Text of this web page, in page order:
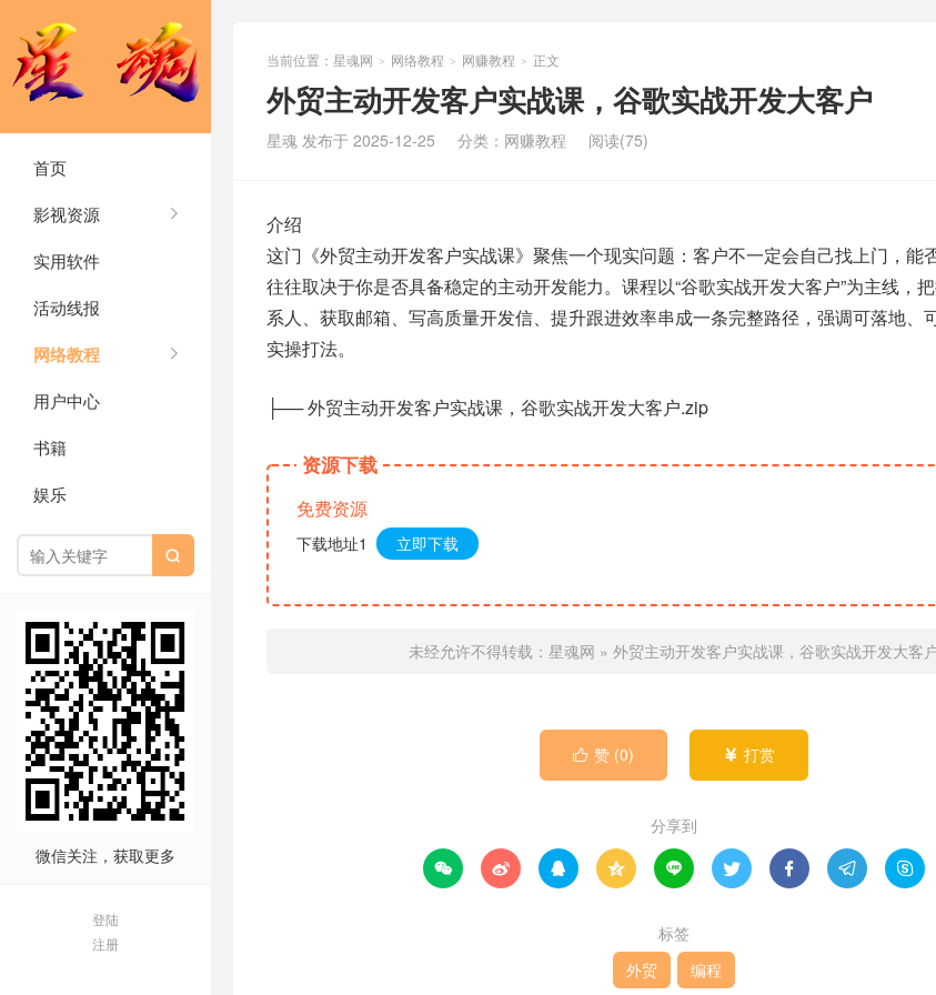
首页
影视资源
实用软件
活动线报
网络教程
用户中心
书籍
娱乐

微信关注，获取更多
登陆
注册
当前位置： 星魂网 > 网络教程 > 网赚教程 > 正文
外贸主动开发客户实战课，谷歌实战开发大客户
星魂 发布于 2025-12-25 分类： 网赚教程 阅读(75)
介绍
这门《外贸主动开发客户实战课》聚焦一个现实问题：客户不一定会自己找上门，能
往往取决于你是否具备稳定的主动开发能力。课程以“谷歌实战开发大客户”为主线，
系人、获取邮箱、写高质量开发信、提升跟进效率串成一条完整路径，强调可落地、
实操打法。
├── 外贸主动开发客户实战课，谷歌实战开发大客户.zip
资源下载
免费资源
下载地址1 立即下载
未经允许不得转载： 星魂网 » 外贸主动开发客户实战课，谷歌实战开发大客
 赞 (0)  打赏
分享到
        
标签
外贸
编程